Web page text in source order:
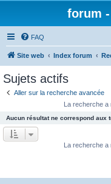
forum
FAQ
Site web Index forum
Sujets actifs
Aller sur la recherche avancée
La recherche a
Aucun résultat ne correspond aux
La recherche a